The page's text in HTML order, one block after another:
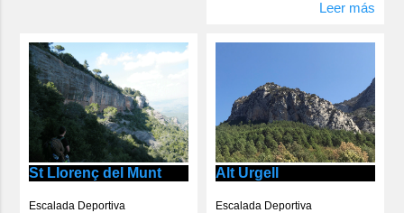
Leer más
St Llorenç del Munt
Escalada Deportiva
Alt Urgell
Escalada Deportiva